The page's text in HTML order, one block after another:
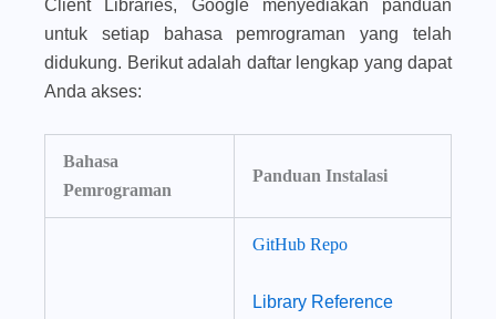
Client Libraries, Google menyediakan panduan
untuk setiap bahasa pemrograman yang telah
didukung. Berikut adalah daftar lengkap yang dapat
Anda akses:
Bahasa
Pemrograman
Panduan Instalasi
GitHub Repo
Library Reference